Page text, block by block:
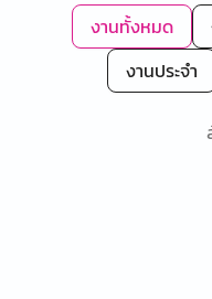
งานทั้งหมด
งานประจำ